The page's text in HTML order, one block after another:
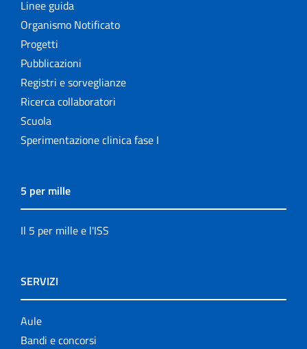
Linee guida
Organismo Notificato
Progetti
Pubblicazioni
Registri e sorveglianze
Ricerca collaboratori
Scuola
Sperimentazione clinica fase I
5 per mille
Il 5 per mille e l'ISS
SERVIZI
Aule
Bandi e concorsi